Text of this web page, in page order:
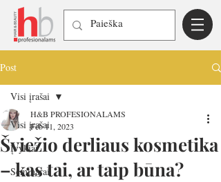
Post
Visi įrašai
Įvykiai
Seminarai
Visi įrašai
Šviežio derliaus kosmetika
– kas tai, ar taip būna?
H&B PROFESIONALAMS
Feb 11, 2023